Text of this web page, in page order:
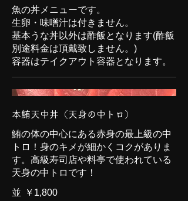
魚の丼メニューです。
生卵・味噌汁は付きません。
基本うな丼以外は酢飯となります(酢飯
別途料金は頂戴致しません。)
容器はテイクアウト容器となります。
本鮪天中丼（天身の中トロ）
鮪の体の中心にある赤身の最上級の中
トロ！身のキメが細かくコクがありま
す。高級寿司店や料亭で使われている
天身の中トロです！
並
￥1,800